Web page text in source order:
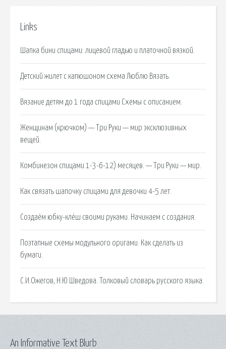
Links
Шапка бини спицами: лицевой гладью и платочной вязкой.
Детский жилет с капюшоном схема Люблю Вязать.
Вязание детям до 1 года спицами Схемы с описанием.
Женщинам (крючком) — Три Руки — мир эксклюзивных
вещей.
Комбинезон спицами 1-3-6-12) месяцев. — Три Руки — мир.
Как связать шапочку спицами для девочки 4-5 лет.
Создаём юбку-клёш своими руками. Начинаем с создания.
Поэтапные схемы модульного оригами. Как сделать из
бумаги.
С.И.Ожегов, Н.Ю.Шведова. Толковый словарь русского языка.
An Informative Text Blurb